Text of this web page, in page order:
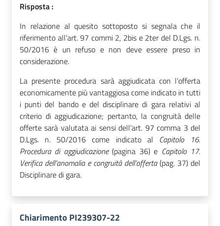
Risposta :
In relazione al quesito sottoposto si segnala che il
riferimento all’art. 97 commi 2, 2bis e 2ter del D.Lgs. n.
50/2016 è un refuso e non deve essere preso in
considerazione.
La presente procedura sarà aggiudicata con l’offerta
economicamente più vantaggiosa come indicato in tutti
i punti del bando e del disciplinare di gara relativi al
criterio di aggiudicazione; pertanto, la congruità delle
offerte sarà valutata ai sensi dell’art. 97 comma 3 del
D.Lgs. n. 50/2016 come indicato al Capitolo 16.
Procedura di aggiudicazione(pagina 36) e Capitolo 17.
Verifica dell’anomalia e congruità dell’offerta(pag. 37) del
Disciplinare di gara.
Chiarimento PI239307-22